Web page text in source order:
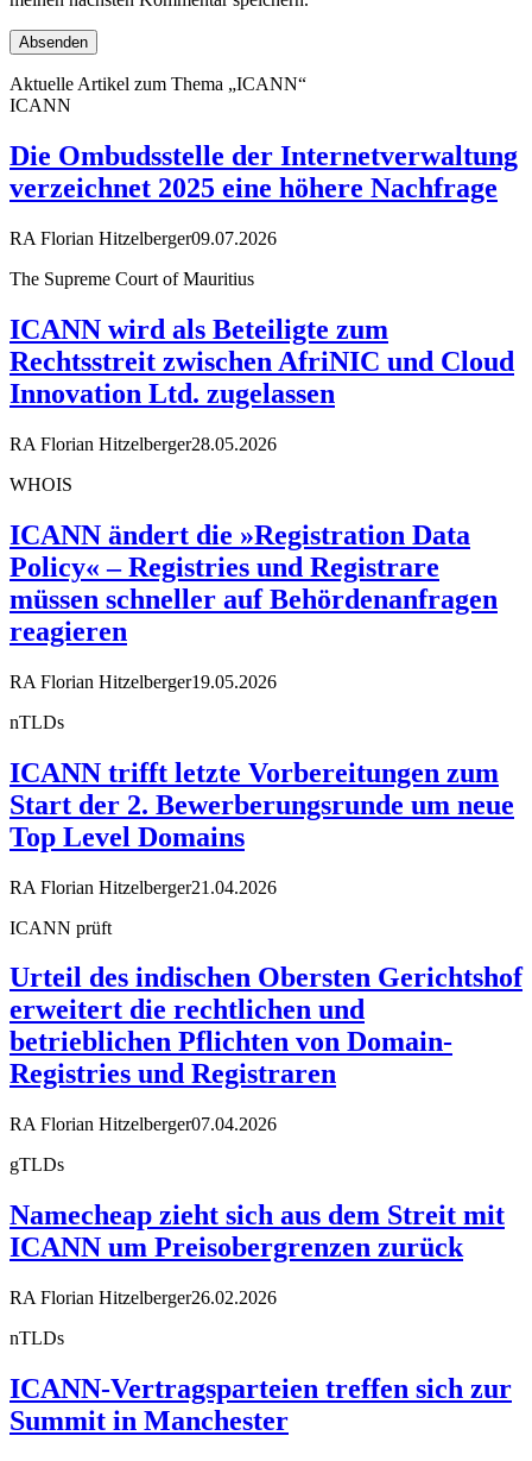
Aktuelle Artikel zum Thema „ICANN“
ICANN
Die Ombudsstelle der Internetverwaltung
verzeichnet 2025 eine höhere Nachfrage
RA Florian Hitzelberger09.07.2026
The Supreme Court of Mauritius
ICANN wird als Beteiligte zum
Rechtsstreit zwischen AfriNIC und Cloud
Innovation Ltd. zugelassen
RA Florian Hitzelberger28.05.2026
WHOIS
ICANN ändert die »Registration Data
Policy« – Registries und Registrare
müssen schneller auf Behördenanfragen
reagieren
RA Florian Hitzelberger19.05.2026
nTLDs
ICANN trifft letzte Vorbereitungen zum
Start der 2. Bewerberungsrunde um neue
Top Level Domains
RA Florian Hitzelberger21.04.2026
ICANN prüft
Urteil des indischen Obersten Gerichtshof
erweitert die rechtlichen und
betrieblichen Pflichten von Domain-
Registries und Registraren
RA Florian Hitzelberger07.04.2026
gTLDs
Namecheap zieht sich aus dem Streit mit
ICANN um Preisobergrenzen zurück
RA Florian Hitzelberger26.02.2026
nTLDs
ICANN-Vertragsparteien treffen sich zur
Summit in Manchester